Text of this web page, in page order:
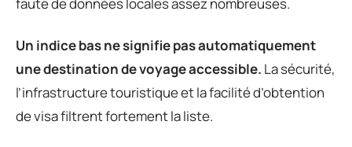
Un indice bas ne signifie pas automatiquement
une destination de voyage accessible. La sécurité,
l’infrastructure touristique et la facilité d’obtention
de visa filtrent fortement la liste.